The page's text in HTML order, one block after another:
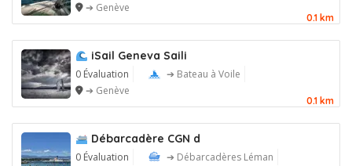
➔ Genève
0.1 km
iSail Geneva Saili
0 Évaluation
➔ Bateau à Voile
➔ Genève
0.1 km
Débarcadère CGN d
0 Évaluation
➔ Débarcadères Léman